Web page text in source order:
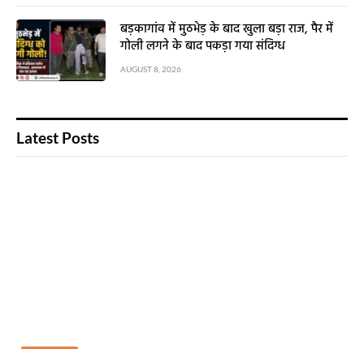
बड़कागांव में मुठभेड़ के बाद खुला बड़ा राज, पैर में
गोली लगने के बाद पकड़ा गया संदिग्ध
AUGUST 8, 2026
Latest Posts